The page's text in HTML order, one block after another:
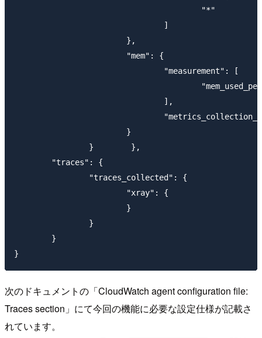
                                        "*"
                                ]
                        },
                        "mem": {
                                "measurement": [
                                ],
                        }
                }        },
        "traces": {
                "traces_collected": {
                        "xray": {
                        }
                }
        }
次のドキュメントの「CloudWatch agent configuration file:
Traces section」にて今回の機能に必要な設定仕様が記載さ
れています。